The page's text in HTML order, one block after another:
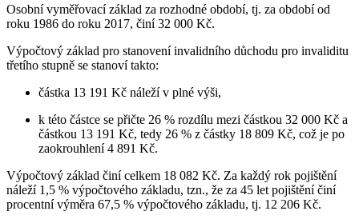
Osobní vyměřovací základ za rozhodné období, tj. za období od
roku 1986 do roku 2017, činí 32 000 Kč.
Výpočtový základ pro stanovení invalidního důchodu pro invaliditu
třetího stupně se stanoví takto:
částka 13 191 Kč náleží v plné výši,
k této částce se přičte 26 % rozdílu mezi částkou 32 000 Kč a
částkou 13 191 Kč, tedy 26 % z částky 18 809 Kč, což je po
zaokrouhlení 4 891 Kč.
Výpočtový základ činí celkem 18 082 Kč. Za každý rok pojištění
náleží 1,5 % výpočtového základu, tzn., že za 45 let pojištění činí
procentní výměra 67,5 % výpočtového základu, tj. 12 206 Kč.